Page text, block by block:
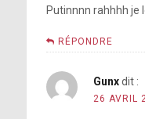
Putinnnn rahhhh je
RÉPONDRE
Gunx dit :
26 AVRIL